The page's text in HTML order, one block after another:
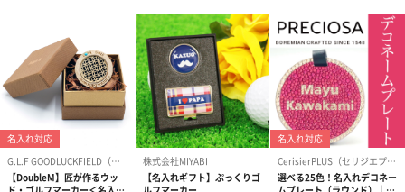
直径17cm×長さ73.5cm
商品重量/容
量
420g
外装サイズ
30cm×7cm×28cm
パッケージ外
装
ビニール袋
全体重量
422g